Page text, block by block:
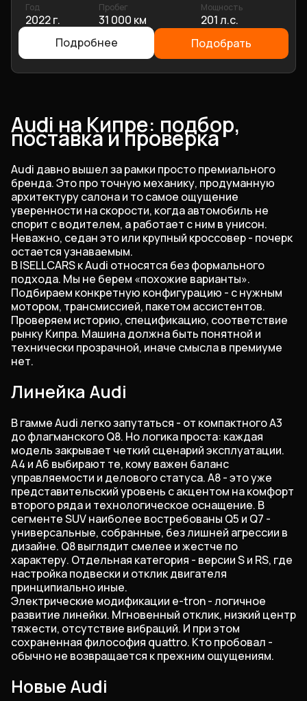
Год
2022 г.
Пробег
31 000 км
Мощность
201 л.с.
Подробнее
Подобрать
Audi на Кипре: подбор,
поставка и проверка
Audi давно вышел за рамки просто премиального
бренда. Это про точную механику, продуманную
архитектуру салона и то самое ощущение
уверенности на скорости, когда автомобиль не
спорит с водителем, а работает с ним в унисон.
Неважно, седан это или крупный кроссовер - почерк
остается узнаваемым.
В ISELLCARS к Audi относятся без формального
подхода. Мы не берем «похожие варианты».
Подбираем конкретную конфигурацию - с нужным
мотором, трансмиссией, пакетом ассистентов.
Проверяем историю, спецификацию, соответствие
рынку Кипра. Машина должна быть понятной и
технически прозрачной, иначе смысла в премиуме
нет.
Линейка Audi
В гамме Audi легко запутаться - от компактного A3
до флагманского Q8. Но логика проста: каждая
модель закрывает четкий сценарий эксплуатации.
A4 и A6 выбирают те, кому важен баланс
управляемости и делового статуса. A8 - это уже
представительский уровень с акцентом на комфорт
второго ряда и технологическое оснащение. В
сегменте SUV наиболее востребованы Q5 и Q7 -
универсальные, собранные, без лишней агрессии в
дизайне. Q8 выглядит смелее и жестче по
характеру. Отдельная категория - версии S и RS, где
настройка подвески и отклик двигателя
принципиально иные.
Электрические модификации e-tron - логичное
развитие линейки. Мгновенный отклик, низкий центр
тяжести, отсутствие вибраций. И при этом
сохраненная философия quattro. Кто пробовал -
обычно не возвращается к прежним ощущениям.
Новые Audi